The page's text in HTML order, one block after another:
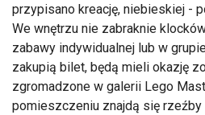
przypisano kreację, niebieskiej -
We wnętrzu nie zabraknie
zabawy indywidualnej lub w
zakupią bilet, będą mieli okazję
zgromadzone w galerii Lego
pomieszczeniu znajdą się